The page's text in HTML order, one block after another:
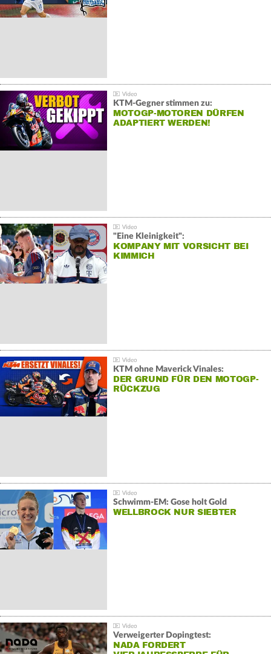
KTM-Gegner stimmen zu:
MOTOGP-MOTOREN DÜRFEN
ADAPTIERT WERDEN!
"Eine Kleinigkeit":
KOMPANY MIT VORSICHT BEI
KIMMICH
KTM ohne Maverick Vinales:
DER GRUND FÜR DEN MOTOGP-
RÜCKZUG
Schwimm-EM: Gose holt Gold
WELLBROCK NUR SIEBTER
Verweigerter Dopingtest:
NADA FORDERT